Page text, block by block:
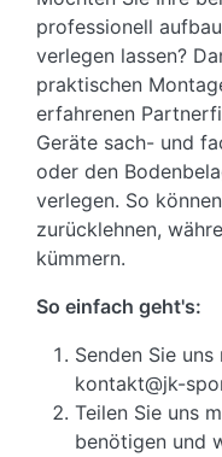
professionell
verlegen lassen?
praktischen
erfahrenen
Geräte sach- und
oder den
verlegen. So
zurücklehnen,
kümmern.
So einfach geht's:
Senden Sie
kontakt@jk-
Teilen Sie uns
benötigen und